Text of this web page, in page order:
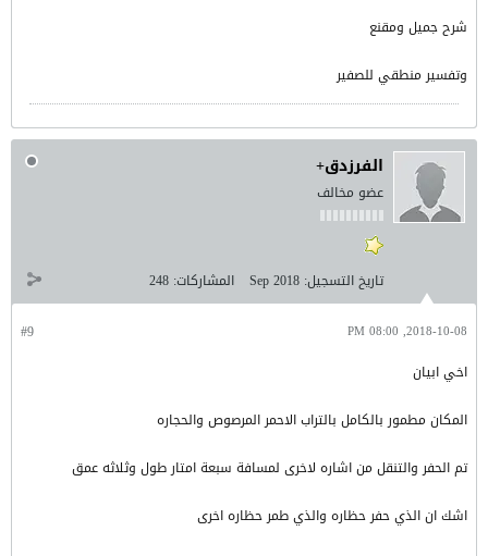
شرح جميل ومقنع
وتفسير منطقي للصفير
الفرزدق+
عضو مخالف
تاريخ التسجيل: Sep 2018 المشاركات: 248
#9 2018-10-08, 08:00 PM
اخي ابيان
المكان مطمور بالكامل بالتراب الاحمر المرصوص والحجاره
تم الحفر والتنقل من اشاره لاخرى لمسافة سبعة امتار طول وثلاثه عمق
اشك ان الذي حفر حظاره والذي طمر حظاره اخرى